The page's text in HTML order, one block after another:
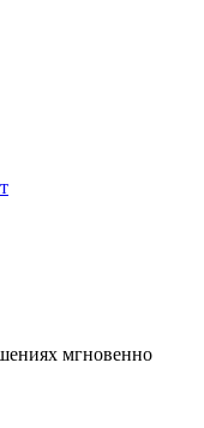
мгновенно